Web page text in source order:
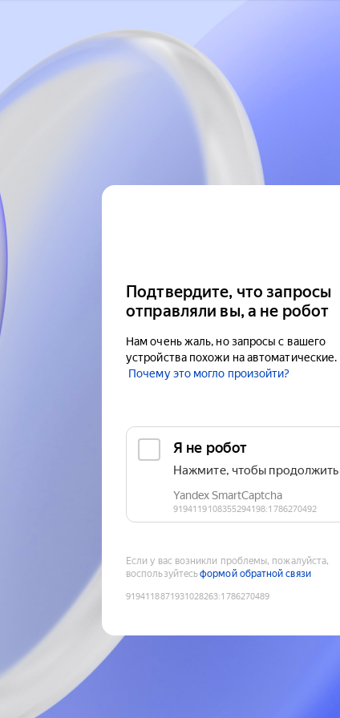
Подтвердите, что запросы
отправляли вы, а не робот
Нам очень жаль, но запросы с вашего
устройства похожи на автоматические.
Почему это могло произойти?
Если у вас возникли проблемы, пожалуйста,
воспользуйтесьформой обратной связи
9194118871931028263:1786270489